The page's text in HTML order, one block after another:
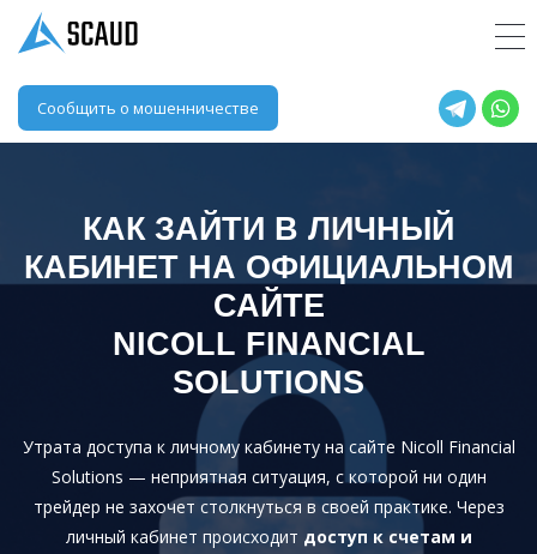
Сообщить о мошенничестве
КАК ЗАЙТИ В ЛИЧНЫЙ
КАБИНЕТ НА ОФИЦИАЛЬНОМ
САЙТЕ
NICOLL FINANCIAL
SOLUTIONS
Утрата доступа к личному кабинету на сайте Nicoll Financial
Solutions — неприятная ситуация, с которой ни один
трейдер не захочет столкнуться в своей практике. Через
личный кабинет происходит доступ к счетам и